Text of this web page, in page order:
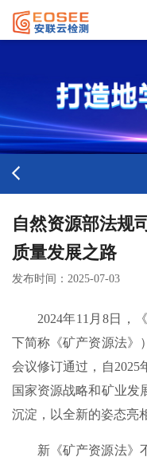
自然资源部法规
质量发展之路
发布时间： 2025-07-03
2024年11月8日，
下简称《矿产资源法》
会议修订通过，自2025
国家资源战略和矿业发
沉淀，以全新的姿态亮
新《矿产资源法》